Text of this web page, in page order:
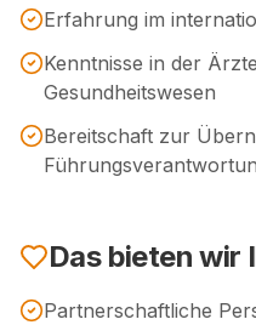
Erfahrung im
Kenntnisse in der
Gesundheitswesen
Bereitschaft zur
Das bieten wir
Partnerschaftliche